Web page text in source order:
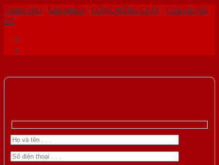
Trang chủ /Sản phẩm /CỬA CHỐNG CHÁY/Cửa vân gỗ
5D